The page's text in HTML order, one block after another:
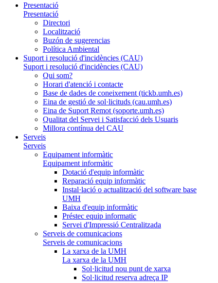
Presentació
Presentació
Directori
Localització
Buzón de sugerencias
Política Ambiental
Suport i resolució d'incidències (CAU)
Suport i resolució d'incidències (CAU)
Qui som?
Horari d'atenció i contacte
Base de dades de coneixement (tickb.umh.es)
Eina de gestió de sol·licituds (cau.umh.es)
Eina de Suport Remot (soporte.umh.es)
Qualitat del Servei i Satisfacció dels Usuaris
Millora contínua del CAU
Serveis
Serveis
Equipament informàtic
Equipament informàtic
Dotació d'equip informàtic
Reparació equip informàtic
Instal·lació o actualització del software base
UMH
Baixa d'equip informàtic
Préstec equip informatic
Servei d'Impressió Centralitzada
Serveis de comunicacions
Serveis de comunicacions
La xarxa de la UMH
La xarxa de la UMH
Sol·licitud nou punt de xarxa
Sol·licitud reserva adreça IP